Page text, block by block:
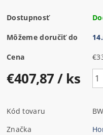
Dostupnosť
Môžeme doručiť do
Cena
€407,87/ ks
Kód tovaru
Značka